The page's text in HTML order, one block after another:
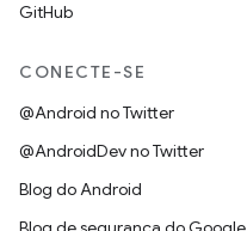
GitHub
CONECTE-SE
@Android no Twitter
@AndroidDev no Twitter
Blog do Android